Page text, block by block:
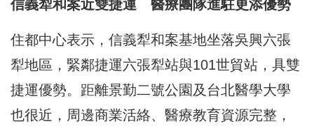
信義犁和案近雙捷運 醫療團隊進駐更添優勢
住都中心表示，信義犁和案基地坐落吳興六張
犁地區，緊鄰捷運六張犁站與101世貿站，具雙
捷運優勢。距離景勤二號公園及台北醫學大學
也很近，周邊商業活絡、醫療教育資源完整，